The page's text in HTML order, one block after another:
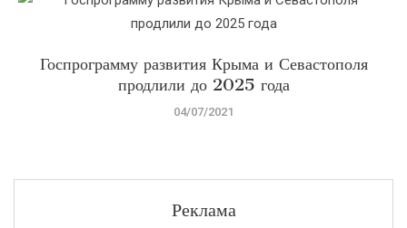
Госпрограмму развития Крыма и Севастополя
продлили до 2025 года
04/07/2021
Реклама